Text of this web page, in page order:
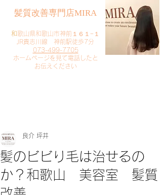
​髪質改善専門店MIRA
​和歌山県和歌山市神前１６１−１
JR貴志川線 神前駅徒歩7分
073-499-7705
​ホームページを見て電話したと
お伝えください
髪のビビり毛は治せるの
か？和歌山 美容室 髪質
良介 坪井